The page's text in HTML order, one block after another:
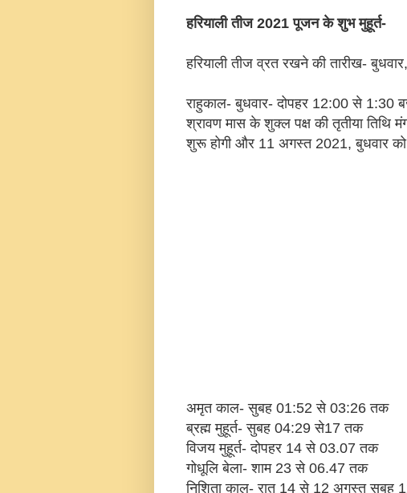
हरियाली तीज 2021 पूजन के शुभ मुहूर्त-
हरियाली तीज व्रत रखने की तारीख-
राहुकाल- बुधवार- दोपहर 12:00 से 1:30
श्रावण मास के शुक्ल पक्ष की तृतीया तिथि
शुरू होगी और 11 अगस्त 2021, बुधवार को
अमृत काल- सुबह 01:52 से 03:26 तक
ब्रह्म मुहूर्त- सुबह 04:29 से17 तक
विजय मुहूर्त- दोपहर 14 से 03.07 तक
गोधूलि बेला- शाम 23 से 06.47 तक
निशिता काल- रात 14 से 12 अगस्त सुबह